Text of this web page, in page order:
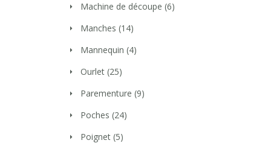
Machine de découpe (6)
Manches (14)
Mannequin (4)
Ourlet (25)
Parementure (9)
Poches (24)
Poignet (5)